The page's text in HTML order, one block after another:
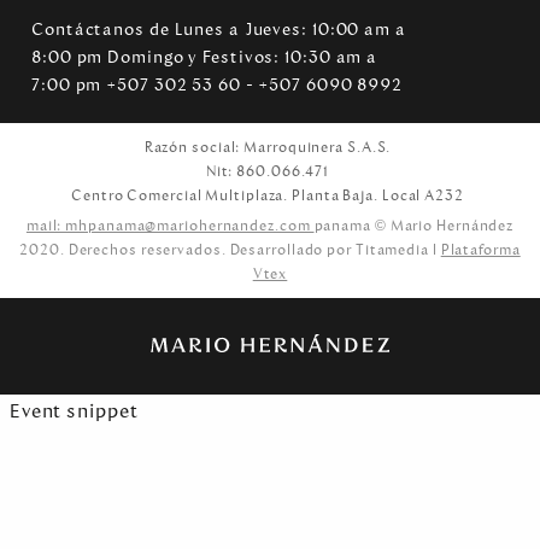
Contáctanos de Lunes a Jueves: 10:00 am a
8:00 pm Domingo y Festivos: 10:30 am a
7:00 pm +507 302 53 60 - +507 6090 8992
Razón social: Marroquinera S.A.S.
Nit: 860.066.471
Centro Comercial Multiplaza. Planta Baja. Local A232
mail: mhpanama@mariohernandez.com panama © Mario Hernández
2020. Derechos reservados. Desarrollado por Titamedia l Plataforma
Vtex
Event snippet